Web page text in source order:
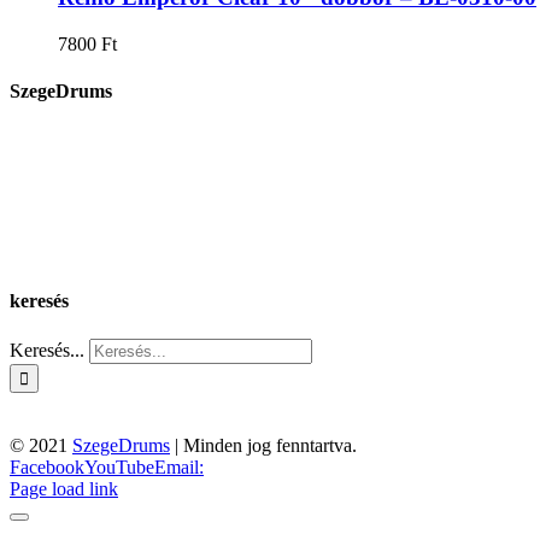
7800 Ft
SzegeDrums
keresés
Keresés...
© 2021 SzegeDrums | Minden jog fenntartva.
FacebookYouTubeEmail:
Page load link